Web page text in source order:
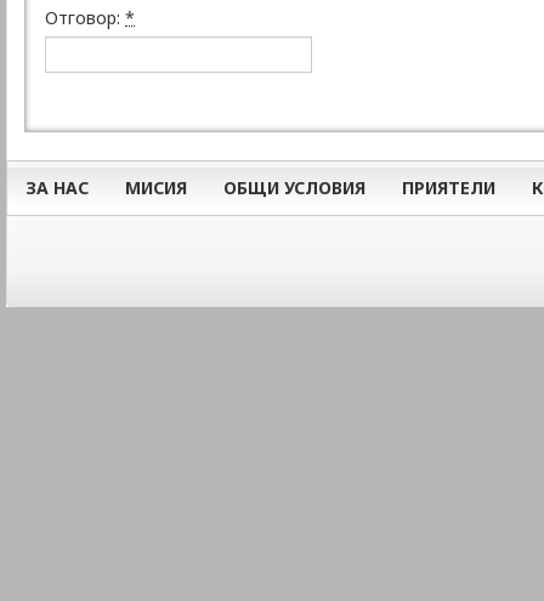
Отговор: *
ЗА НАС МИСИЯ ОБЩИ УСЛОВИЯ ПРИЯТЕЛИ